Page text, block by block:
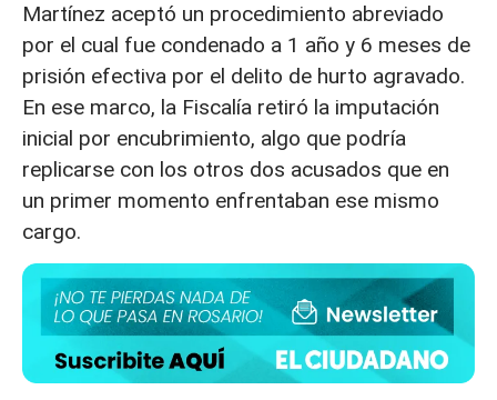
Martínez aceptó un procedimiento abreviado
por el cual fue condenado a 1 año y 6 meses de
prisión efectiva por el delito de hurto agravado.
En ese marco, la Fiscalía retiró la imputación
inicial por encubrimiento, algo que podría
replicarse con los otros dos acusados que en
un primer momento enfrentaban ese mismo
cargo.